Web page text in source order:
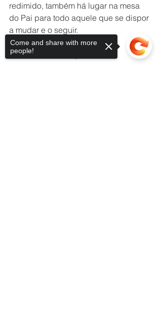
redimido, também há lugar na mesa
do Pai para todo aquele que se dispor
a mudar e o seguir.
por Ricardo Rodrigues.
Come and share with more
people!